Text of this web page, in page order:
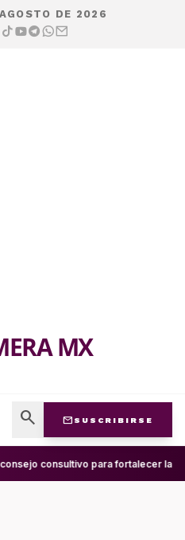
DE 2026
MX
search mail SUSCRIBIRSE
consultivo para fortalecer la